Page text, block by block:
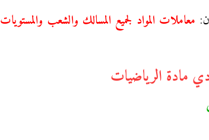
معاملات المواد لجميع المسالك والشعب والمستويات
مادة الرياضيات